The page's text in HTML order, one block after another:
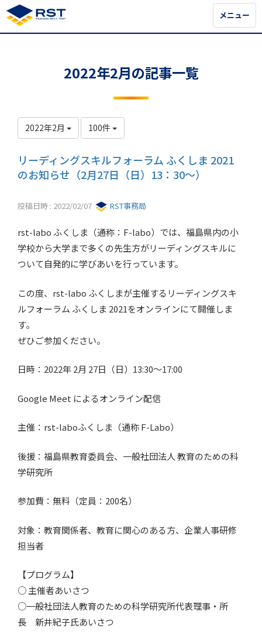
メニュー
メニュー
2022年2月の記事一覧
2022年2月 100件
リーディングスキルフォーラム ふくしま 2021
のお知らせ（2月27日（日）13：30～）
投稿日時 : 2022/02/07 RST事務局
rst-labo ふくしま（通称：F-labo）では、福島県内の小
学校から大学まで多くの先生方がリーディングスキルに
ついて自発的に学びあいを行っています。
この度、rst-labo ふくしまが主催するリーディングスキ
ルフォーラム ふくしま 2021をオンラインにて開催しま
す。
ぜひご参加ください。
日時：2022年 2月 27日（日）13:30～17:00
Google Meet によるオンライン配信
主催：rst-laboふくしま（通称 F-Labo）
後援：福島県教育委員会、一般社団法人 教育のための科
学研究所
参加費：無料（定員：200名）
対象：教育関係者、教育に関心のある方、企業人事研修
担当者
【プログラム】
○ 主催者あいさつ
○一般社団法人教育のための科学研究所代表理事・所
長 新井紀子氏あいさつ